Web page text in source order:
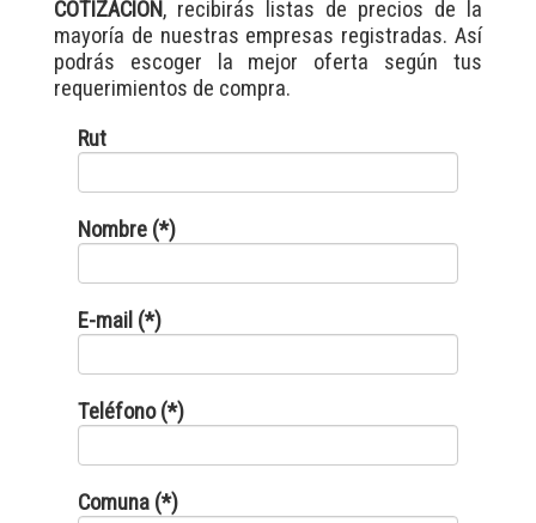
COTIZACIÓN, recibirás listas de precios de la
mayoría de nuestras empresas registradas. Así
podrás escoger la mejor oferta según tus
requerimientos de compra.
Rut
Nombre (*)
E-mail (*)
Teléfono (*)
Comuna (*)